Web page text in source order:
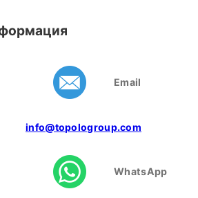
Email
info@topologroup.com
WhatsApp